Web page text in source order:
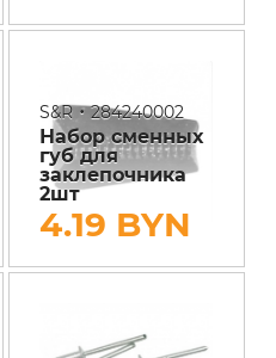
S&R•284240002
Набор сменных
губ для
заклепочника
2шт
4.19 BYN